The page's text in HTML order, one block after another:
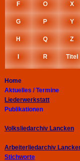
F O X
G P Y
H Q Z
R Titel
Home
Aktuelles / Termine
Liederwerkstatt
Publikationen
Volksliedarchiv Lancken
Arbeiterliedarchiv
Stichworte